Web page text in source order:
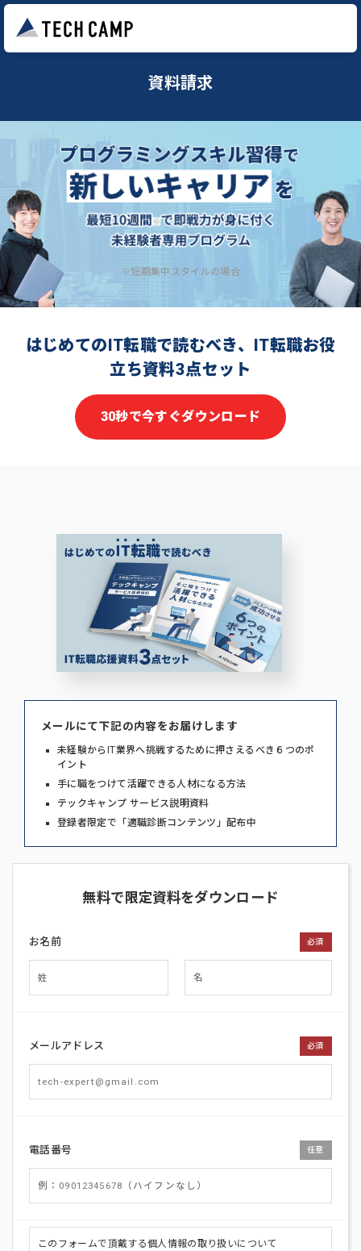
資料請求
※短期集中スタイルの場合
はじめてのIT転職で読むべき、IT転職お役
立ち資料3点セット
30秒で今すぐダウンロード
メールにて下記の内容をお届けします
未経験からIT業界へ挑戦するために押さえるべき６つのポ
イント
手に職をつけて活躍できる人材になる方法
テックキャンプ サービス説明資料
登録者限定で「適職診断コンテンツ」配布中
無料で限定資料をダウンロード
お名前 必須
メールアドレス 必須
電話番号 任意
このフォームで頂戴する個人情報の取り扱いについて